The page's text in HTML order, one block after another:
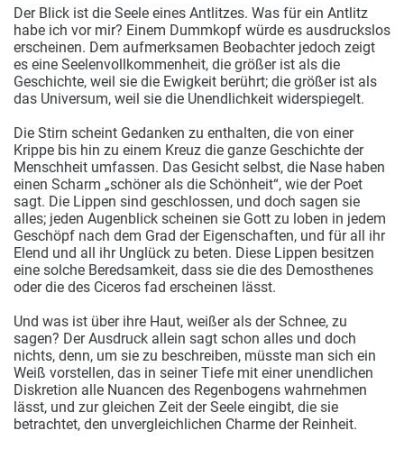
Der Blick ist die Seele eines Antlitzes. Was für ein Antlitz
habe ich vor mir? Einem Dummkopf würde es ausdruckslos
erscheinen. Dem aufmerksamen Beobachter jedoch zeigt
es eine Seelenvollkommenheit, die größer ist als die
Geschichte, weil sie die Ewigkeit berührt; die größer ist als
das Universum, weil sie die Unendlichkeit widerspiegelt.
Die Stirn scheint Gedanken zu enthalten, die von einer
Krippe bis hin zu einem Kreuz die ganze Geschichte der
Menschheit umfassen. Das Gesicht selbst, die Nase haben
einen Scharm „schöner als die Schönheit“, wie der Poet
sagt. Die Lippen sind geschlossen, und doch sagen sie
alles; jeden Augenblick scheinen sie Gott zu loben in jedem
Geschöpf nach dem Grad der Eigenschaften, und für all ihr
Elend und all ihr Unglück zu beten. Diese Lippen besitzen
eine solche Beredsamkeit, dass sie die des Demosthenes
oder die des Ciceros fad erscheinen lässt.
Und was ist über ihre Haut, weißer als der Schnee, zu
sagen? Der Ausdruck allein sagt schon alles und doch
nichts, denn, um sie zu beschreiben, müsste man sich ein
Weiß vorstellen, das in seiner Tiefe mit einer unendlichen
Diskretion alle Nuancen des Regenbogens wahrnehmen
lässt, und zur gleichen Zeit der Seele eingibt, die sie
betrachtet, den unvergleichlichen Charme der Reinheit.